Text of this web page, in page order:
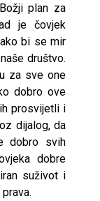
plan za
je čovjek
bi se mir
društvo.
za sve one
dobro ove
prosvijetli i
dijalog, da
dobro svih
dobre
suživot i